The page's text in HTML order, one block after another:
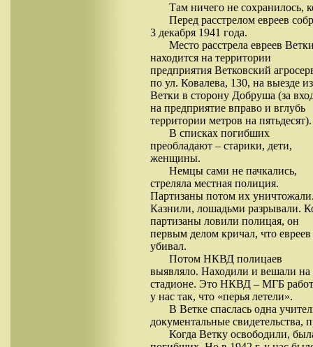
Там ничего не сохранилось,
Перед расстрелом евреев
3 декабря 1941 года.
Место расстрела евреев
находится на территории
предприятия Ветковский
по ул. Ковалева, 130, на выезде из
Ветки в сторону Добруша (за
на предприятие вправо и вглубь
территории метров на пятьдесят).
В списках погибших
преобладают – старики, дети,
женщины.
Немцы сами не пачкались,
стреляла местная полиция.
Партизаны потом их
Казнили, лошадьми разрывали.
партизаны ловили полицая, он
первым делом кричал, что евреев
убивал.
Потом НКВД полицаев
выявляло. Находили и вешали на
стадионе. Это НКВД – МГБ
у нас так, что «перья летели».
В Ветке спаслась одна
документальные свидетельства,
Когда Ветку освободили,